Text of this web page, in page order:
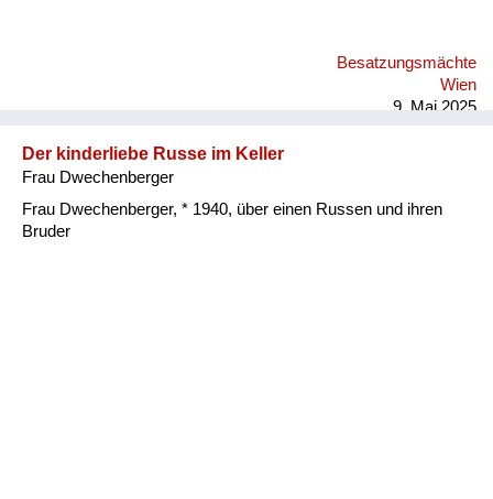
schon wochenlang nur mehr Gras gegessen gehabt, waren
Besatzungsmächte
Wien
9. Mai 2025
Der kinderliebe Russe im Keller
Frau Dwechenberger
Frau Dwechenberger, * 1940, über einen Russen und ihren
Bruder